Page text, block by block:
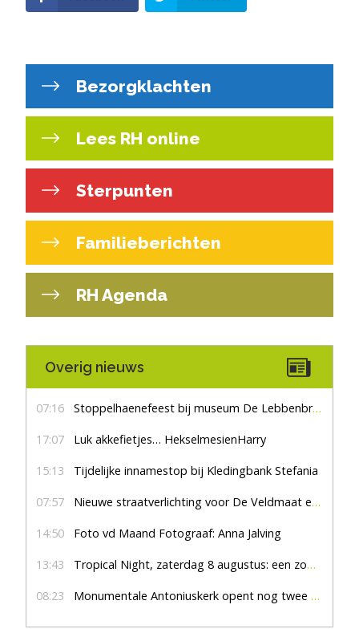
Bezorgklachten
Lees RH online
Sterpunten
Familieberichten
RH Agenda
Overig nieuws
07:16 Stoppelhaenefeest bij museum De Lebbenbrugge
17:07 Luk akkefietjes… HekselmesienHarry
15:13 Tijdelijke innamestop bij Kledingbank Stefania
07:57 Nieuwe straatverlichting voor De Veldmaat en De Pas
14:50 Foto vd Maand Fotograaf: Anna Jalving
13:43 Tropical Night, zaterdag 8 augustus: een zomers feest om niet te missen
08:23 Monumentale Antoniuskerk opent nog twee zondagmiddagen haar deuren